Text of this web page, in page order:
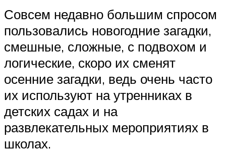
Совсем недавно большим спросом
пользовались новогодние загадки,
смешные, сложные, с подвохом и
логические, скоро их сменят
осенние загадки, ведь очень часто
их используют на утренниках в
детских садах и на
развлекательных мероприятиях в
школах.